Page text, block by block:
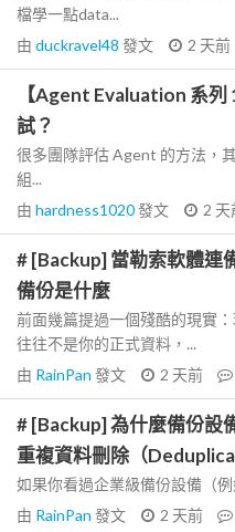
檔學一點data...
由 duckravel48 發文 2 天前
【Agent Evaluation 系
試？
很多團隊評估 Agent 的方法，
組...
由 hardness1020發文 2 天
# [Backup] 當勒索軟體連
備份是什麼
前面幾篇提過一個殘酷的現實
往往不是你的正式資料，...
由 RainPan 發文 2 天前
# [Backup] 為什麼備份設
重複資料刪除（
如果你看過企業級備份設備（
由 RainPan 發文 2 天前